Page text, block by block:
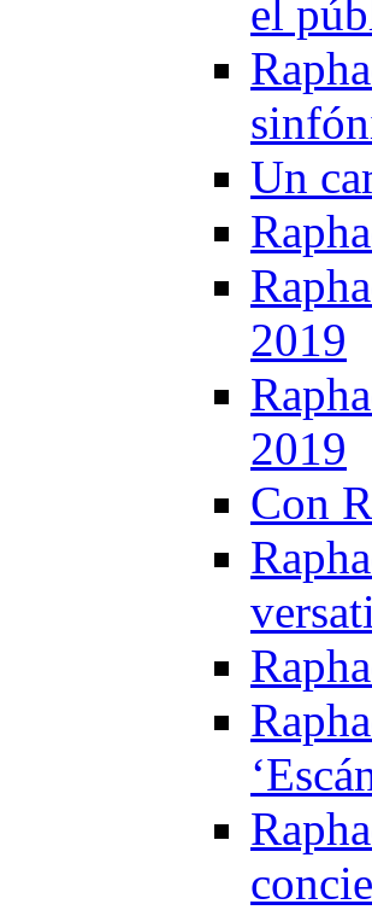
el
Un
2019
2019
Con